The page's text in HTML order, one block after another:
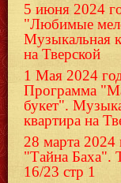
5 июня 2024
"Любимые
Музыкальная
на Тверской
1 Мая 2024
Программа
букет".
квартира на
28 марта 2024
"Тайна Баха".
16/23 стр 1